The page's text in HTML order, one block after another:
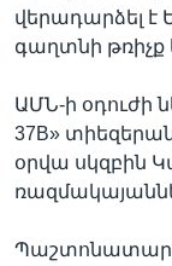
վերադարձել է
գաղտնի թռիչք
ԱՄՆ-ի օդուժի
37B»
օրվա սկզբին
Պաշտոնատար